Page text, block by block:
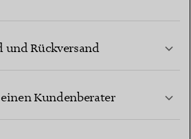
und Rückversand
Kundenberater